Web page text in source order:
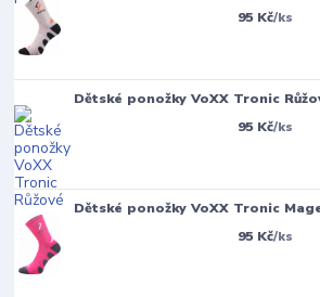
95 Kč/ks
Dětské ponožky VoXX Tronic
95 Kč/ks
Dětské ponožky VoXX Tronic
95 Kč/ks